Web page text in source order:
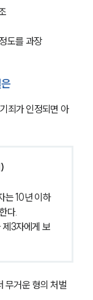
도를 과장
죄가 인정되면 아
는 10년 이하
다.
제3자에게 보
무거운 형의 처벌